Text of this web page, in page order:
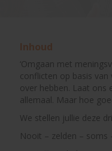
Inhoud
‘Omgaan met
conflicten op basis van
over hebben. Laat ons
allemaal. Maar hoe
We stellen jullie deze
Nooit – zelden – soms